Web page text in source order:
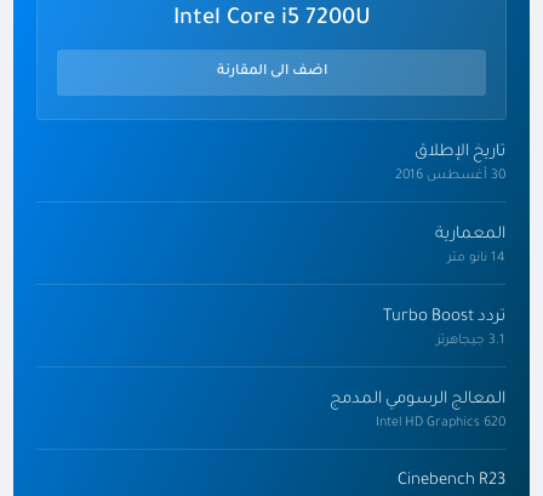
Intel Core i5 7200U
اضف الى المقارنة
تاريخ الإطلاق
30 أغسطس 2016
المعمارية
14 نانو متر
تردد Turbo Boost
3.1 جيجاهرتز
المعالج الرسومي المدمج
Intel HD Graphics 620
Cinebench R23